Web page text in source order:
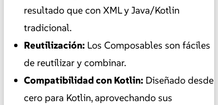
resultado que con XML y Java/Kotlin
tradicional.
Reutilización: Los Composables son fáciles
de reutilizar y combinar.
Compatibilidad con Kotlin: Diseñado desde
cero para Kotlin, aprovechando sus